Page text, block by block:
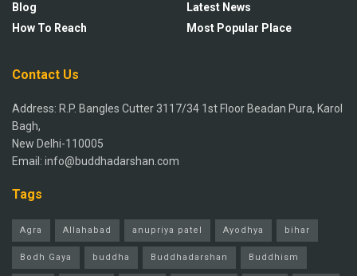
Blog
How To Reach
Latest News
Most Popular Place
Contact Us
Address: R.P. Bangles Cutter 3117/34 1st Floor Beadan Pura, Karol
Bagh,
New Delhi-110005
Email: info@buddhadarshan.com
Tags
Agra Allahabad anupriya patel Ayodhya bihar
Bodh Gaya buddha Buddhadarshan Buddhism